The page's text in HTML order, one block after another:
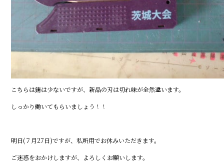
こちらは錆は少ないですが、新品の刃は切れ味が全然違います。
しっかり働いてもらいましょう！！
明日(７月27日)ですが、私所用でお休みいただきます。
ご迷惑をおかけしますが、よろしくお願いします。